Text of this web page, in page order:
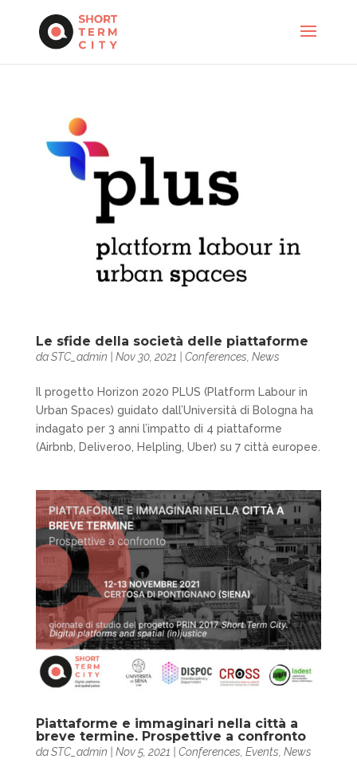
Le sfide della società delle piattaforme
daSTC_admin Nov 30, 2021 Conferences News
Il progetto Horizon 2020 PLUS (Platform Labour in
Urban Spaces) guidato dall’Università di Bologna ha
indagato per 3 anni l’impatto di 4 piattaforme
(Airbnb, Deliveroo, Helpling, Uber) su 7 città europee.
Piattaforme e immaginari nella città a
breve termine. Prospettive a confronto
daSTC_admin Nov 5, 2021 Conferences Events News